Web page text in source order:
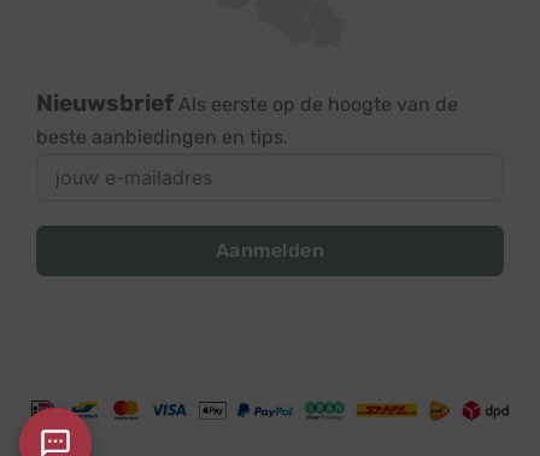
Nieuwsbrief Als eerste op de hoogte van de
beste aanbiedingen en tips.
Aanmelden